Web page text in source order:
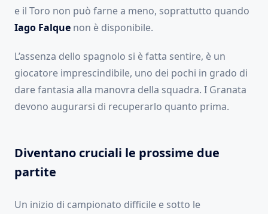
e il Toro non può farne a meno, soprattutto quando
Iago Falque non è disponibile.
L’assenza dello spagnolo si è fatta sentire, è un
giocatore imprescindibile, uno dei pochi in grado di
dare fantasia alla manovra della squadra. I Granata
devono augurarsi di recuperarlo quanto prima.
Diventano cruciali le prossime due
partite
Un inizio di campionato difficile e sotto le